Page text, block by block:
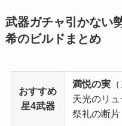
武器ガチャ引かない
希のビルドまとめ
おすすめ
星4武器
満悦の実
天光のリュ
祭礼の断片